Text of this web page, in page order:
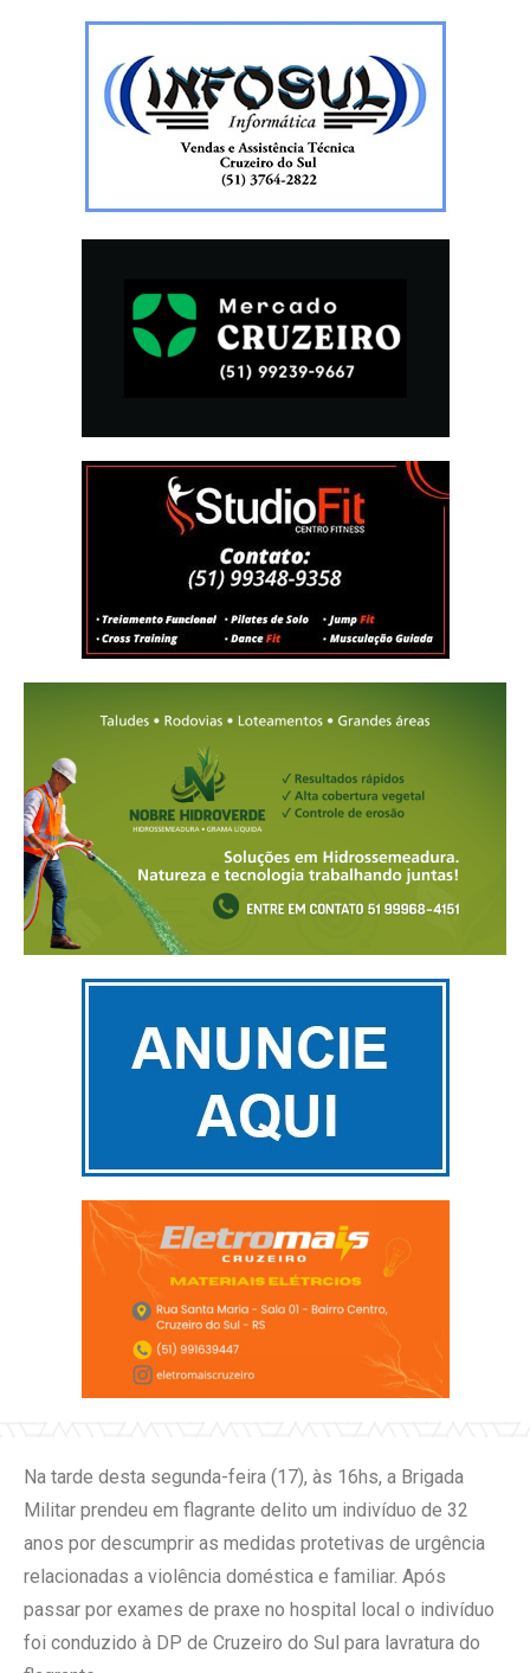
Na tarde desta segunda-feira (17), às 16hs, a Brigada
Militar prendeu em flagrante delito um indivíduo de 32
anos por descumprir as medidas protetivas de urgência
relacionadas a violência doméstica e familiar. Após
passar por exames de praxe no hospital local o indivíduo
foi conduzido à DP de Cruzeiro do Sul para lavratura do